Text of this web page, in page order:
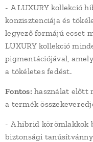
- A LUXURY kollekció
konzisztenciája és
legyező formájú ecset
LUXURY kollekció
pigmentációjával,
a tökéletes fedést.
Fontos: használat előtt
a termék
- A hibrid körömlakkok
biztonsági